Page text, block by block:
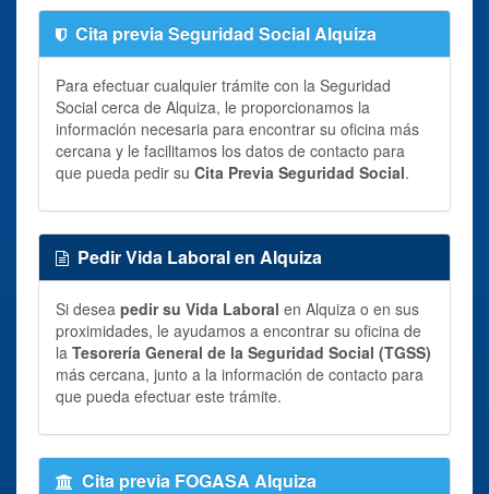
Cita previa Seguridad Social Alquiza
Para efectuar cualquier trámite con la Seguridad
Social cerca de Alquiza, le proporcionamos la
información necesaria para encontrar su oficina más
cercana y le facilitamos los datos de contacto para
que pueda pedir su Cita Previa Seguridad Social.
Pedir Vida Laboral en Alquiza
Si desea pedir su Vida Laboral en Alquiza o en sus
proximidades, le ayudamos a encontrar su oficina de
la Tesorería General de la Seguridad Social (TGSS)
más cercana, junto a la información de contacto para
que pueda efectuar este trámite.
Cita previa FOGASA Alquiza